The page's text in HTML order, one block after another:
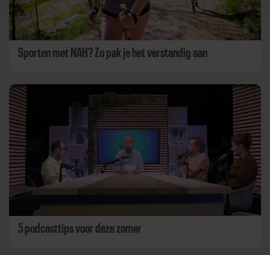
Sporten met NAH? Zo pak je het verstandig aan
5 podcasttips voor deze zomer